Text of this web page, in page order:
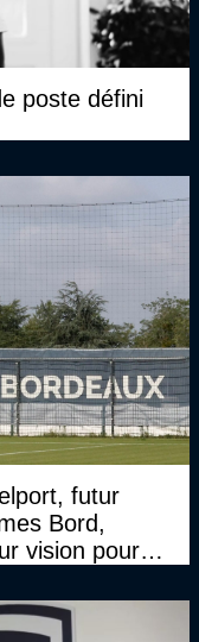
poste défini
futur
Bord,
vision pour